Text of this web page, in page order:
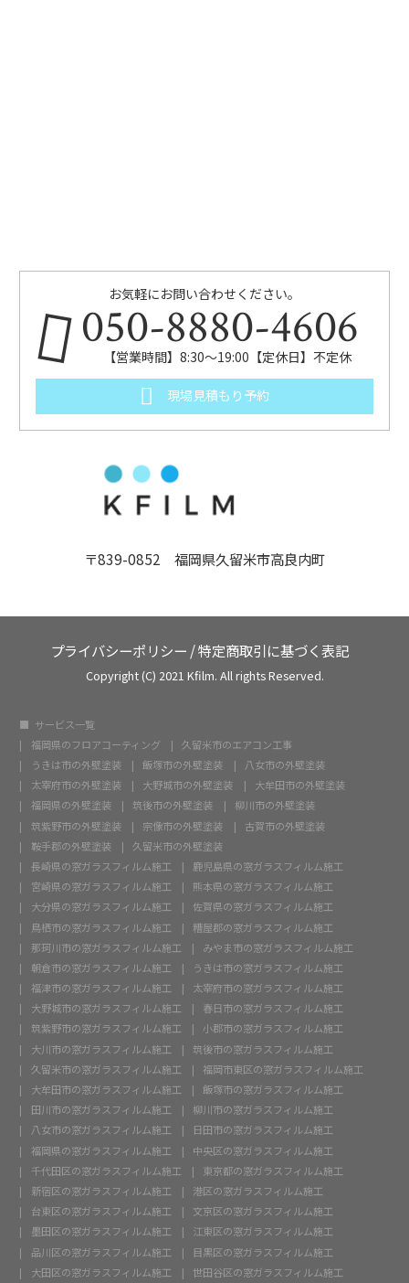
お気軽にお問い合わせください。
050-8880-4606
【営業時間】8:30～19:00【定休日】不定休
現場見積もり予約
〒839-0852 福岡県久留米市高良内町
プライバシーポリシー /特定商取引に基づく表記
Copyright (C) 2021 Kfilm. All rights Reserved.
サービス一覧
福岡県のフロアコーティング
久留米市のエアコン工事
うきは市の外壁塗装
飯塚市の外壁塗装
八女市の外壁塗装
太宰府市の外壁塗装
大野城市の外壁塗装
大牟田市の外壁塗装
福岡県の外壁塗装
筑後市の外壁塗装
柳川市の外壁塗装
筑紫野市の外壁塗装
宗像市の外壁塗装
古賀市の外壁塗装
鞍手郡の外壁塗装
久留米市の外壁塗装
長崎県の窓ガラスフィルム施工
鹿児島県の窓ガラスフィルム施工
宮崎県の窓ガラスフィルム施工
熊本県の窓ガラスフィルム施工
大分県の窓ガラスフィルム施工
佐賀県の窓ガラスフィルム施工
鳥栖市の窓ガラスフィルム施工
糟屋郡の窓ガラスフィルム施工
那珂川市の窓ガラスフィルム施工
みやま市の窓ガラスフィルム施工
朝倉市の窓ガラスフィルム施工
うきは市の窓ガラスフィルム施工
福津市の窓ガラスフィルム施工
太宰府市の窓ガラスフィルム施工
大野城市の窓ガラスフィルム施工
春日市の窓ガラスフィルム施工
筑紫野市の窓ガラスフィルム施工
小郡市の窓ガラスフィルム施工
大川市の窓ガラスフィルム施工
筑後市の窓ガラスフィルム施工
久留米市の窓ガラスフィルム施工
福岡市東区の窓ガラスフィルム施工
大牟田市の窓ガラスフィルム施工
飯塚市の窓ガラスフィルム施工
田川市の窓ガラスフィルム施工
柳川市の窓ガラスフィルム施工
八女市の窓ガラスフィルム施工
日田市の窓ガラスフィルム施工
福岡県の窓ガラスフィルム施工
中央区の窓ガラスフィルム施工
千代田区の窓ガラスフィルム施工
東京都の窓ガラスフィルム施工
新宿区の窓ガラスフィルム施工
港区の窓ガラスフィルム施工
台東区の窓ガラスフィルム施工
文京区の窓ガラスフィルム施工
墨田区の窓ガラスフィルム施工
江東区の窓ガラスフィルム施工
品川区の窓ガラスフィルム施工
目黒区の窓ガラスフィルム施工
大田区の窓ガラスフィルム施工
世田谷区の窓ガラスフィルム施工